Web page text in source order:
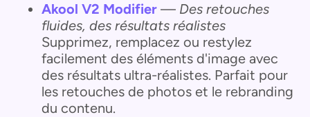
Akool V2 Modifier — Des retouches
fluides, des résultats réalistes
Supprimez, remplacez ou restylez
facilement des éléments d'image avec
des résultats ultra-réalistes. Parfait pour
les retouches de photos et le rebranding
du contenu.